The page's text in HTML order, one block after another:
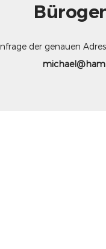
der genauen